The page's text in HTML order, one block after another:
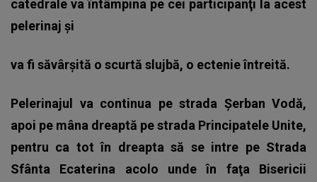
catedrale va întâmpina pe cei participanţi la acest
pelerinaj şi
va fi săvârşită o scurtă slujbă, o ectenie întreită.
Pelerinajul va continua pe strada Şerban Vodă,
apoi pe mâna dreaptă pe strada Principatele Unite,
pentru ca tot în dreapta să se intre pe Strada
Sfânta Ecaterina acolo unde în faţa Bisericii